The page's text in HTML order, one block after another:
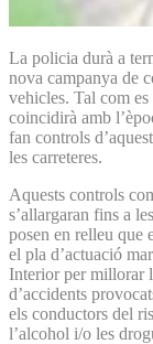
La policia durà a
nova campanya de
vehicles. Tal com es
coincidirà amb
fan controls
les carreteres.
Aquests controls
s’allargaran fins a
posen en relleu que
el pla d’actuació
Interior per millorar
d’accidents
els conductors del
l’alcohol i/o les